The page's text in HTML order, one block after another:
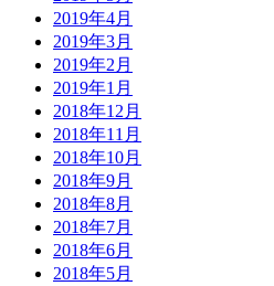
2019年4月
2019年3月
2019年2月
2019年1月
2018年12月
2018年11月
2018年10月
2018年9月
2018年8月
2018年7月
2018年6月
2018年5月